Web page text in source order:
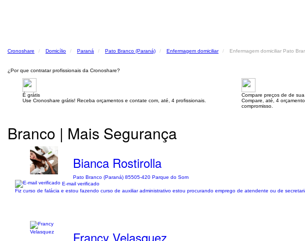
Cronoshare Domicílio Paraná Pato Branco (Paraná) Enfermagem domiciliar Enfermagem domiciliar Pato
¿Por que contratar profissionais da Cronoshare?
É grátis
Use Cronoshare grátis! Receba orçamentos e contate com, até, 4 profissionais.
Compare preços de de sua
Compare, até, 4
compromisso.
Branco | Mais Segurança
Bianca Rostirolla
Pato Branco (Paraná) 85505-420 Parque do Som
E-mail verificado
Fiz curso de falácia e estou fazendo curso de auxiliar administrativo estou procurando emprego de atendente ou de
Francy Velasquez